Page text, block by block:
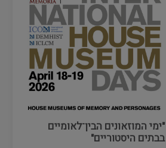
"ימי המוזאונים הבין־לאומיים
בבתים היסטוריים"